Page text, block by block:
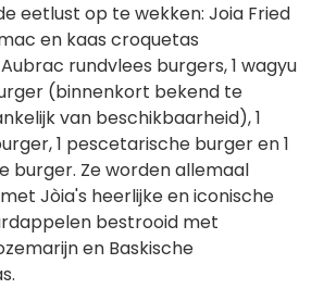
eetlust op te wekken: Joia Fried
en kaas croquetas
rundvlees burgers, 1 wagyu
(binnenkort bekend te
van beschikbaarheid), 1
1 pescetarische burger en 1
burger. Ze worden allemaal
Jòia's heerlijke en iconische
bestrooid met
en Baskische